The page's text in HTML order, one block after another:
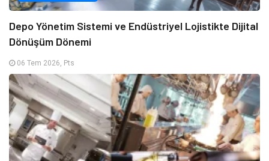
Depo Yönetim Sistemi ve Endüstriyel Lojistikte Dijital
Dönüşüm Dönemi
06 Tem 2026, Pts